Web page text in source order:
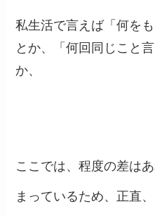
私生活で言えば「何を
とか、「何回同じこと
か、
ここでは、程度の差は
まっているため、正直